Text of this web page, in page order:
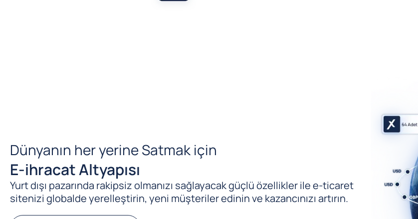
Dünyanın her yerine Satmak için
E-ihracat Altyapısı
Yurt dışı pazarında rakipsiz olmanızı sağlayacak güçlü özellikler ile e-ticaret
sitenizi globalde yerelleştirin, yeni müşteriler edinin ve kazancınızı artırın.